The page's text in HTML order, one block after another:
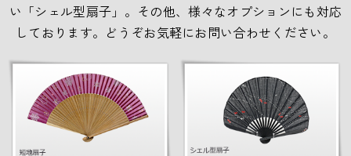
い「シェル型扇子」。その他、様々なオプションにも対応
しております。どうぞお気軽にお問い合わせください。